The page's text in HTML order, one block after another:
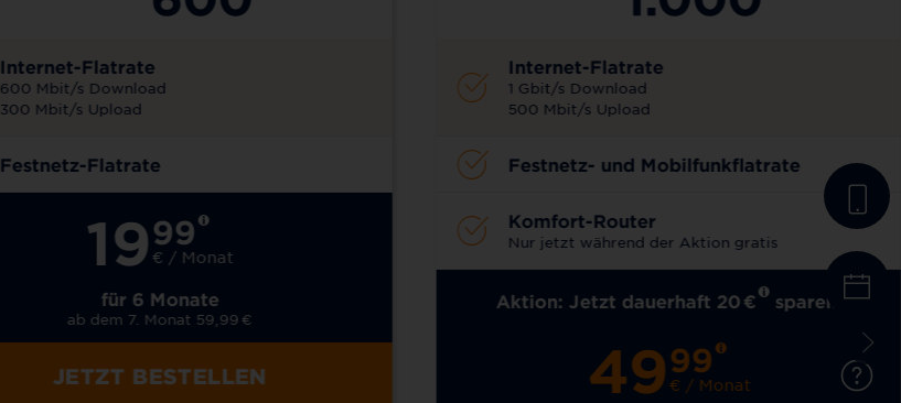
Internet-Flatrate
600 Mbit/s Download
300 Mbit/s Upload
Festnetz-Flatrate
1999
€ / Monat
für 6 Monate
ab dem 7. Monat 59,99 €
JETZT BESTELLEN
Internet-Flatrate
1 Gbit/s Download
500 Mbit/s Upload
Festnetz- und Mobilfunkflatrate
Komfort-Router
Nur jetzt während der Aktion gratis
Aktion: Jetzt dauerhaft 20 € sparen!
4999
€ / Monat